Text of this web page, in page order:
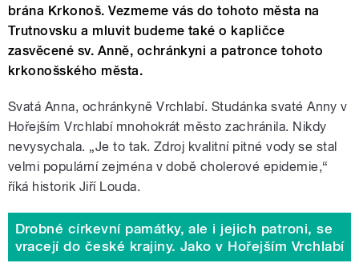
brána Krkonoš. Vezmeme vás do tohoto města na
Trutnovsku a mluvit budeme také o kapličce
zasvěcené sv. Anně, ochránkyni a patronce tohoto
krkonošského města.
Svatá Anna, ochránkyně Vrchlabí. Studánka svaté Anny v
Hořejším Vrchlabí mnohokrát město zachránila. Nikdy
nevysychala. „Je to tak. Zdroj kvalitní pitné vody se stal
velmi populární zejména v době cholerové epidemie,“
říká historik Jiří Louda.
Drobné církevní památky, ale i jejich patroni, se
vracejí do české krajiny. Jako v Hořejším Vrchlabí